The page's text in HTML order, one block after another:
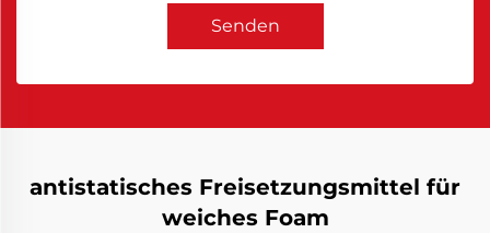
Senden
antistatisches Freisetzungsmittel für
weiches Foam